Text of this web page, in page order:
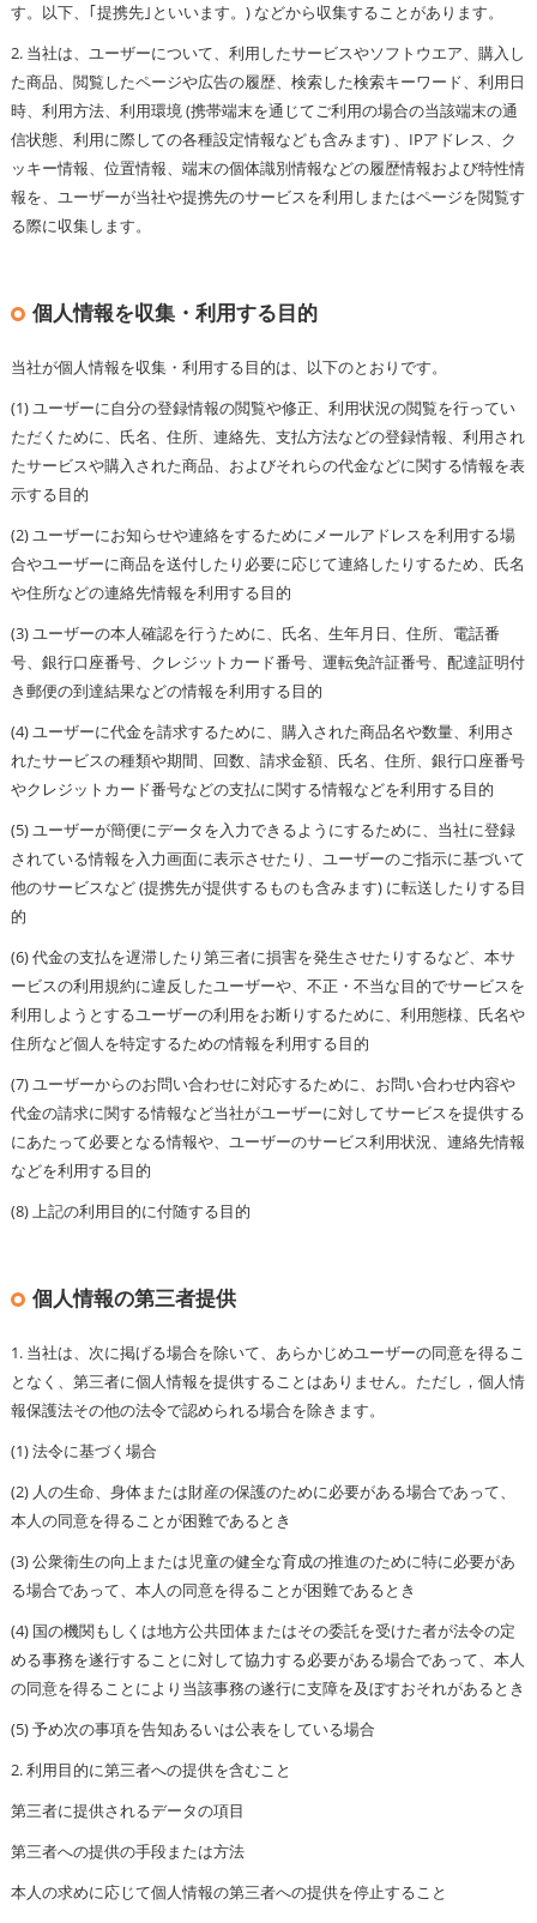
す。以下、｢提携先｣といいます。) などから収集することがあります。
2. 当社は、ユーザーについて、利用したサービスやソフトウエア、購入し
た商品、閲覧したページや広告の履歴、検索した検索キーワード、利用日
時、利用方法、利用環境 (携帯端末を通じてご利用の場合の当該端末の通
信状態、利用に際しての各種設定情報なども含みます) 、IPアドレス、ク
ッキー情報、位置情報、端末の個体識別情報などの履歴情報および特性情
報を、ユーザーが当社や提携先のサービスを利用しまたはページを閲覧す
る際に収集します。
個人情報を収集・利用する目的
当社が個人情報を収集・利用する目的は、以下のとおりです。
(1) ユーザーに自分の登録情報の閲覧や修正、利用状況の閲覧を行ってい
ただくために、氏名、住所、連絡先、支払方法などの登録情報、利用され
たサービスや購入された商品、およびそれらの代金などに関する情報を表
示する目的
(2) ユーザーにお知らせや連絡をするためにメールアドレスを利用する場
合やユーザーに商品を送付したり必要に応じて連絡したりするため、氏名
や住所などの連絡先情報を利用する目的
(3) ユーザーの本人確認を行うために、氏名、生年月日、住所、電話番
号、銀行口座番号、クレジットカード番号、運転免許証番号、配達証明付
き郵便の到達結果などの情報を利用する目的
(4) ユーザーに代金を請求するために、購入された商品名や数量、利用さ
れたサービスの種類や期間、回数、請求金額、氏名、住所、銀行口座番号
やクレジットカード番号などの支払に関する情報などを利用する目的
(5) ユーザーが簡便にデータを入力できるようにするために、当社に登録
されている情報を入力画面に表示させたり、ユーザーのご指示に基づいて
他のサービスなど (提携先が提供するものも含みます) に転送したりする目
的
(6) 代金の支払を遅滞したり第三者に損害を発生させたりするなど、本サ
ービスの利用規約に違反したユーザーや、不正・不当な目的でサービスを
利用しようとするユーザーの利用をお断りするために、利用態様、氏名や
住所など個人を特定するための情報を利用する目的
(7) ユーザーからのお問い合わせに対応するために、お問い合わせ内容や
代金の請求に関する情報など当社がユーザーに対してサービスを提供する
にあたって必要となる情報や、ユーザーのサービス利用状況、連絡先情報
などを利用する目的
(8) 上記の利用目的に付随する目的
個人情報の第三者提供
1. 当社は、次に掲げる場合を除いて、あらかじめユーザーの同意を得るこ
となく、第三者に個人情報を提供することはありません。ただし，個人情
報保護法その他の法令で認められる場合を除きます。
(1) 法令に基づく場合
(2) 人の生命、身体または財産の保護のために必要がある場合であって、
本人の同意を得ることが困難であるとき
(3) 公衆衛生の向上または児童の健全な育成の推進のために特に必要があ
る場合であって、本人の同意を得ることが困難であるとき
(4) 国の機関もしくは地方公共団体またはその委託を受けた者が法令の定
める事務を遂行することに対して協力する必要がある場合であって、本人
の同意を得ることにより当該事務の遂行に支障を及ぼすおそれがあるとき
(5) 予め次の事項を告知あるいは公表をしている場合
2. 利用目的に第三者への提供を含むこと
第三者に提供されるデータの項目
第三者への提供の手段または方法
本人の求めに応じて個人情報の第三者への提供を停止すること